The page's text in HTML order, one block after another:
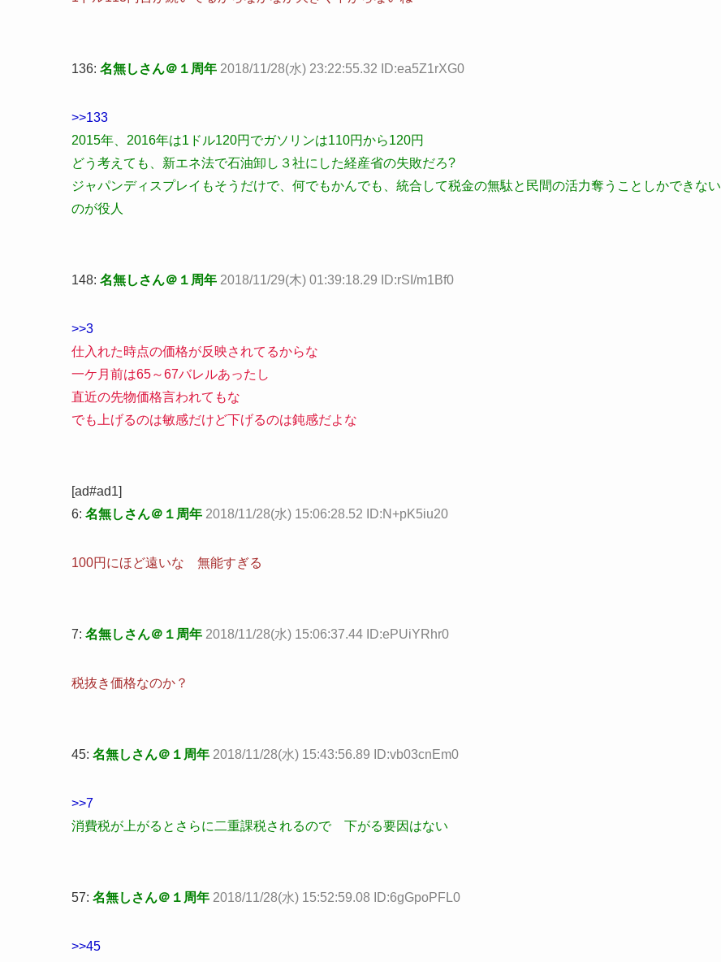
136: 名無しさん＠１周年 2018/11/28(水) 23:22:55.32 ID:ea5Z1rXG0
>>133
2015年、2016年は1ドル120円でガソリンは110円から120円
どう考えても、新エネ法で石油卸し３社にした経産省の失敗だろ?
ジャパンディスプレイもそうだけで、何でもかんでも、統合して税金の無駄と民間の活力奪うことしかできない
のが役人
148: 名無しさん＠１周年 2018/11/29(木) 01:39:18.29 ID:rSI/m1Bf0
>>3
仕入れた時点の価格が反映されてるからな
一ケ月前は65～67バレルあったし
直近の先物価格言われてもな
でも上げるのは敏感だけど下げるのは鈍感だよな
[ad#ad1]
6: 名無しさん＠１周年 2018/11/28(水) 15:06:28.52 ID:N+pK5iu20
100円にほど遠いな 無能すぎる
7: 名無しさん＠１周年 2018/11/28(水) 15:06:37.44 ID:ePUiYRhr0
税抜き価格なのか？
45: 名無しさん＠１周年 2018/11/28(水) 15:43:56.89 ID:vb03cnEm0
>>7
消費税が上がるとさらに二重課税されるので 下がる要因はない
57: 名無しさん＠１周年 2018/11/28(水) 15:52:59.08 ID:6gGpoPFL0
>>45